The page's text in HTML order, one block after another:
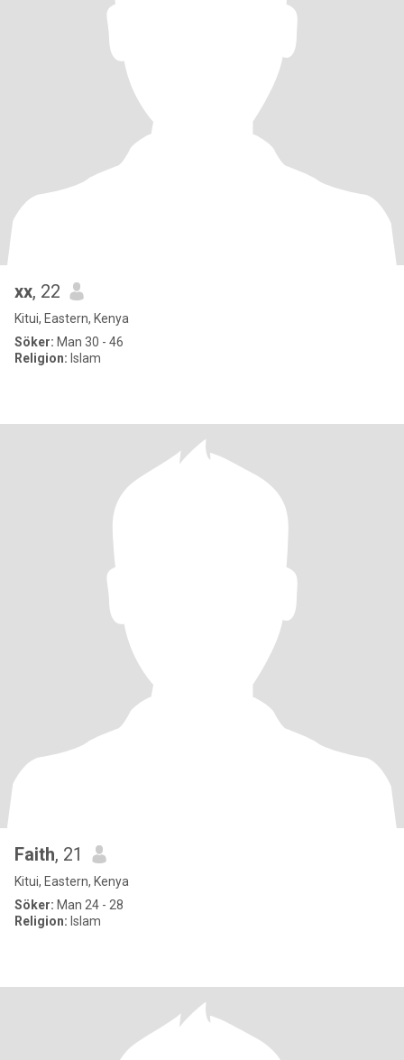
xx, 22
Kitui, Eastern, Kenya
Söker: Man 30 - 46
Religion: Islam
Faith, 21
Kitui, Eastern, Kenya
Söker: Man 24 - 28
Religion: Islam